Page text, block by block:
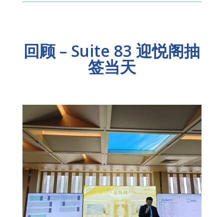
回顾 – Suite 83 迎悦阁抽
签当天